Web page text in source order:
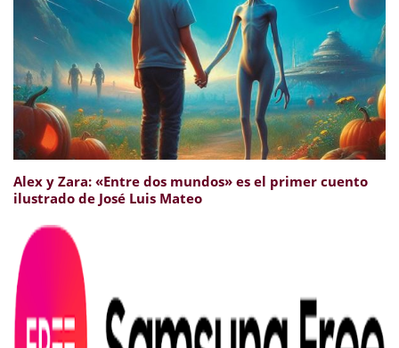
Alex y Zara: «Entre dos mundos» es el primer cuento
ilustrado de José Luis Mateo